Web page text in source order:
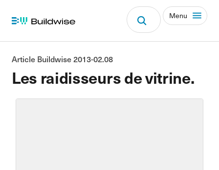
Menu
Les raidisseurs de vitrine.
Article Buildwise 2013-02.08